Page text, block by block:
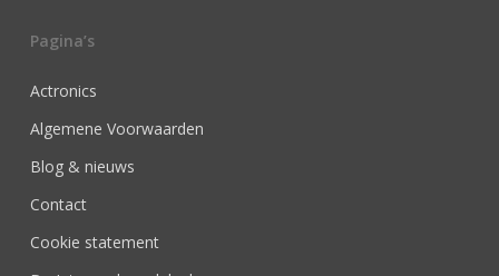
Pagina’s
Actronics
Algemene Voorwaarden
Blog & nieuws
Contact
Cookie statement